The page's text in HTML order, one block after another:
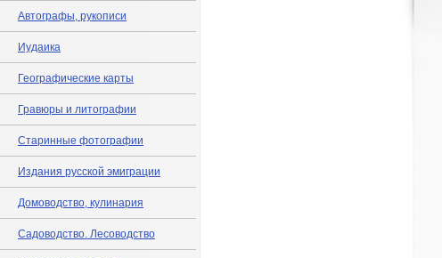
Автографы, рукописи
Иудаика
Географические карты
Гравюры и литографии
Старинные фотографии
Издания русской эмиграции
Домоводство, кулинария
Садоводство. Лесоводство